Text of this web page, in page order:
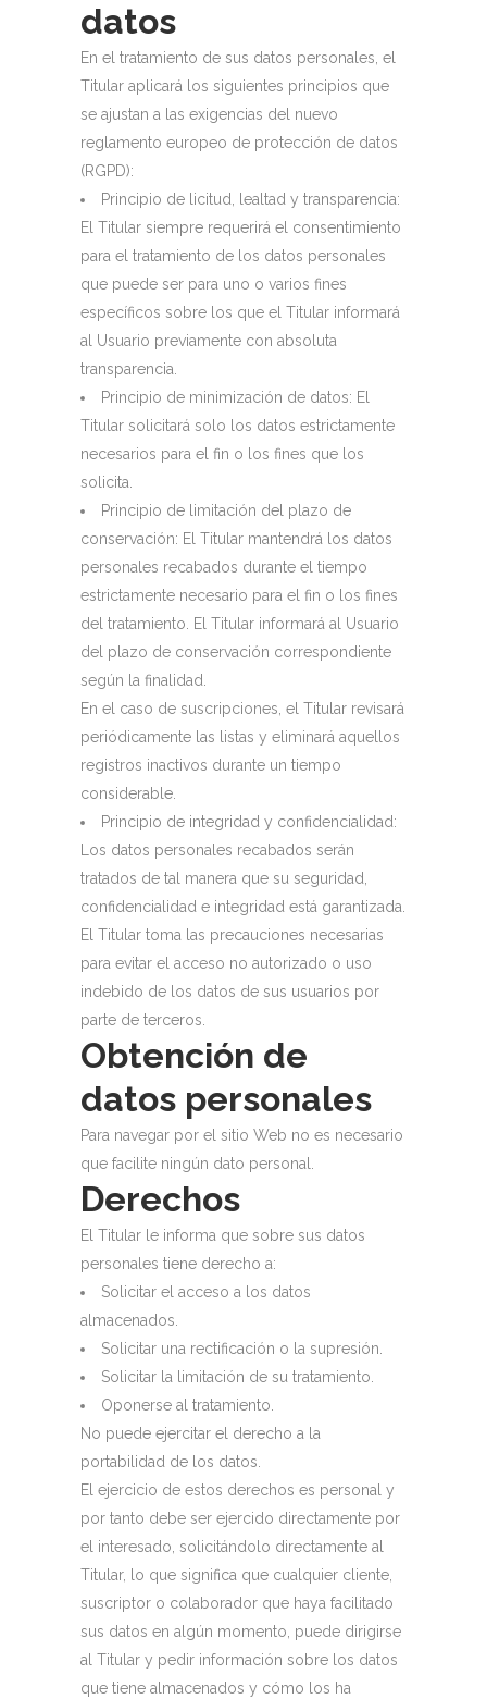
datos
En el tratamiento de sus datos personales, el
Titular aplicará los siguientes principios que
se ajustan a las exigencias del nuevo
reglamento europeo de protección de datos
(RGPD):
Principio de licitud, lealtad y transparencia:
El Titular siempre requerirá el consentimiento
para el tratamiento de los datos personales
que puede ser para uno o varios fines
específicos sobre los que el Titular informará
al Usuario previamente con absoluta
transparencia.
Principio de minimización de datos: El
Titular solicitará solo los datos estrictamente
necesarios para el fin o los fines que los
solicita.
Principio de limitación del plazo de
conservación: El Titular mantendrá los datos
personales recabados durante el tiempo
estrictamente necesario para el fin o los fines
del tratamiento. El Titular informará al Usuario
del plazo de conservación correspondiente
según la finalidad.
En el caso de suscripciones, el Titular revisará
periódicamente las listas y eliminará aquellos
registros inactivos durante un tiempo
considerable.
Principio de integridad y confidencialidad:
Los datos personales recabados serán
tratados de tal manera que su seguridad,
confidencialidad e integridad está garantizada.
El Titular toma las precauciones necesarias
para evitar el acceso no autorizado o uso
indebido de los datos de sus usuarios por
parte de terceros.
Obtención de
datos personales
Para navegar por el sitio Web no es necesario
que facilite ningún dato personal.
Derechos
El Titular le informa que sobre sus datos
personales tiene derecho a:
Solicitar el acceso a los datos
almacenados.
Solicitar una rectificación o la supresión.
Solicitar la limitación de su tratamiento.
Oponerse al tratamiento.
No puede ejercitar el derecho a la
portabilidad de los datos.
El ejercicio de estos derechos es personal y
por tanto debe ser ejercido directamente por
el interesado, solicitándolo directamente al
Titular, lo que significa que cualquier cliente,
suscriptor o colaborador que haya facilitado
sus datos en algún momento, puede dirigirse
al Titular y pedir información sobre los datos
que tiene almacenados y cómo los ha